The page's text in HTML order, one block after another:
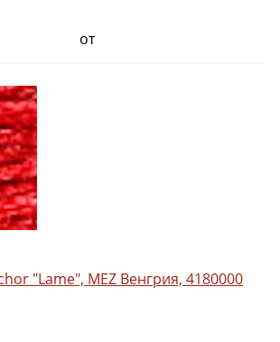
от
"Lame", MEZ Венгрия, 4180000